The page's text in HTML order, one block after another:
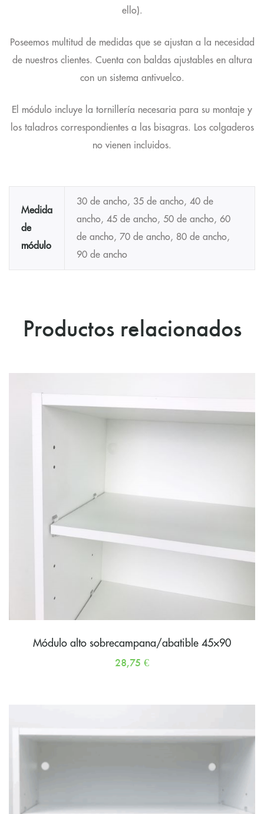
ello).
Poseemos multitud de medidas que se ajustan a la necesidad
de nuestros clientes. Cuenta con baldas ajustables en altura
con un sistema antivuelco.
El módulo incluye la tornillería necesaria para su montaje y
los taladros correspondientes a las bisagras. Los colgaderos
no vienen incluidos.
Medida
de
módulo
30 de ancho, 35 de ancho, 40 de
ancho, 45 de ancho, 50 de ancho, 60
de ancho, 70 de ancho, 80 de ancho,
90 de ancho
Productos relacionados
Módulo alto sobrecampana/abatible 45×90
28,75 €